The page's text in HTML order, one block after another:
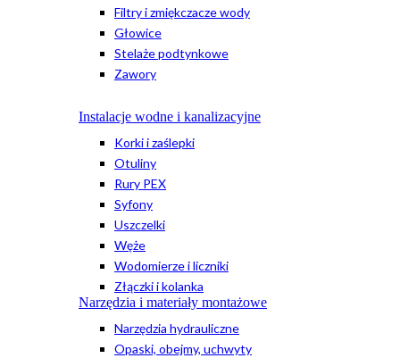
Filtry i zmiękczacze wody
Głowice
Stelaże podtynkowe
Zawory
Instalacje wodne i kanalizacyjne
Korki i zaślepki
Otuliny
Rury PEX
Syfony
Uszczelki
Węże
Wodomierze i liczniki
Złączki i kolanka
Narzędzia i materiały montażowe
Narzędzia hydrauliczne
Opaski, obejmy, uchwyty